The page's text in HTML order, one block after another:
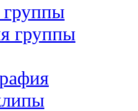
группы
группы